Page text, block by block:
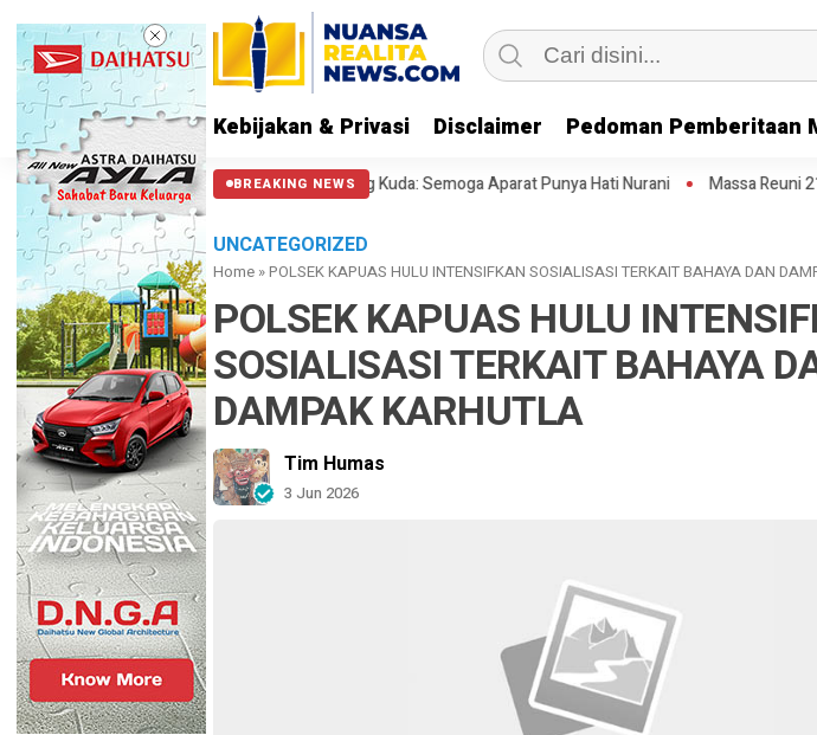
Kebijakan & Privasi Disclaimer Pedoman Pemberitaan
BREAKING NEWS
Polisi Halangi Massa di Patung Kuda: Semoga Aparat Punya Hati Nurani Massa Reuni 212 Hanya Bisa
UNCATEGORIZED
Home »POLSEK KAPUAS HULU INTENSIFKAN SOSIALISASI TERKAIT BAHAYA DAN
POLSEK KAPUAS HULU
SOSIALISASI TERKAIT BAHAYA
DAMPAK KARHUTLA
Tim Humas
3 Jun 2026